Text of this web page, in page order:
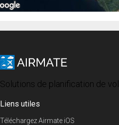
Solutions de planification de vol
Liens utiles
Téléchargez Airmate iOS